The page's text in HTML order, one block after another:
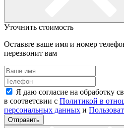
Уточнить стоимость
Оставьте ваше имя и номер
перезвонит вам
Я даю согласие на обработку
в соответсвии с Политикой в
персональных данных и
Отправить